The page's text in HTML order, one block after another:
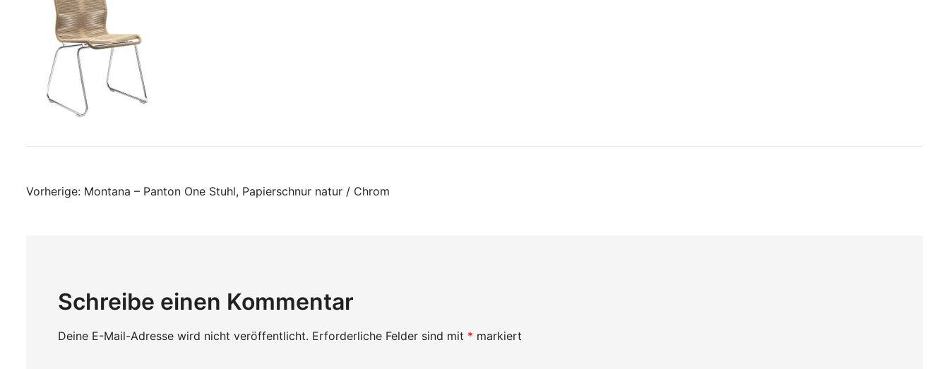
Beitragsnavigation
Vorherige: Montana – Panton One Stuhl, Papierschnur natur / Chrom
Schreibe einen Kommentar
Deine E-Mail-Adresse wird nicht veröffentlicht. Erforderliche Felder sind mit * markiert